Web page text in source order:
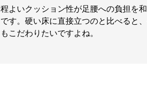
程よいクッション性が足腰への負担を
です。硬い床に直接立つのと比べると
もこだわりたいですよね。